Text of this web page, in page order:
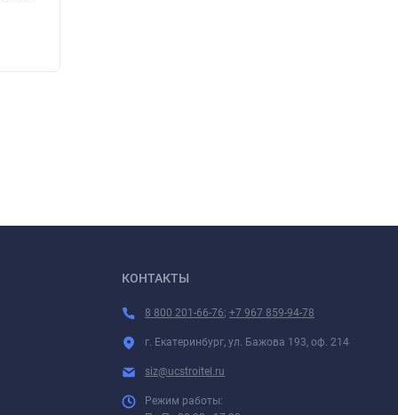
КОНТАКТЫ
8 800 201-66-76; +7 967 859-94-78
г. Екатеринбург, ул. Бажова 193, оф. 214
siz@ucstroitel.ru
Режим работы: